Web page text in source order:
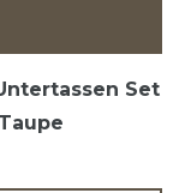
Set